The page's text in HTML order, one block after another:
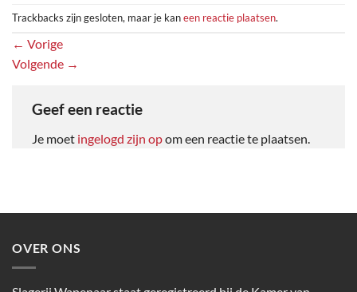
Trackbacks zijn gesloten, maar je kaneen reactie plaatsen.
← Vorige
Volgende →
Geef een reactie
Je moet ingelogd zijn opom een reactie te plaatsen.
OVER ONS